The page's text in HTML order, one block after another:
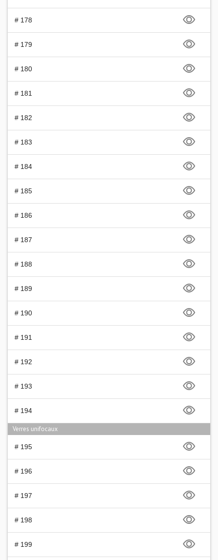
# 178
# 179
# 180
# 181
# 182
# 183
# 184
# 185
# 186
# 187
# 188
# 189
# 190
# 191
# 192
# 193
# 194
Verres unifocaux
# 195
# 196
# 197
# 198
# 199